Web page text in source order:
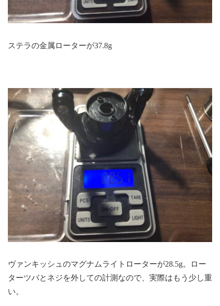
ステラの金属ローターが37.8g
ヴァンキッシュのマグナムライトローターが28.5g。ロー
ターツバとネジを外しての計測なので、実際はもう少し重
い。